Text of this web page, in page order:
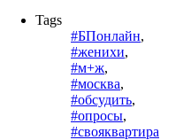
Tags
#БПонлайн,
#женихи,
#м+ж,
#москва,
#обсудить,
#опросы,
#свояквартира